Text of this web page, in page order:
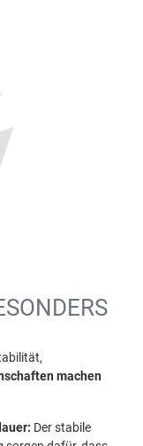
machen
Der stabile